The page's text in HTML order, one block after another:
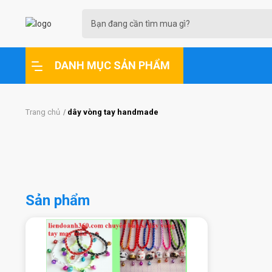
DANH MỤC SẢN PHẨM
Trang chủ dây vòng tay handmade
Sản phẩm